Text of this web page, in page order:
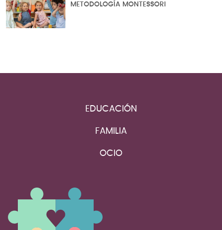
METODOLOGÍA MONTESSORI
EDUCACIÓN
FAMILIA
OCIO